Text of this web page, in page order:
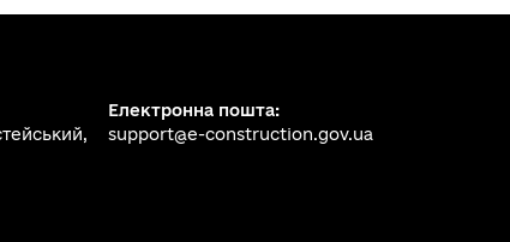
Електронна пошта:
support@e-construction.gov.ua